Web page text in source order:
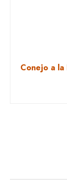
Conejo a la